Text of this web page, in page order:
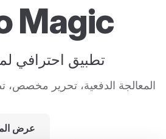
Magic
تطبيق احترافي
المعالجة الدفعية، تحرير مخصص،
عرض